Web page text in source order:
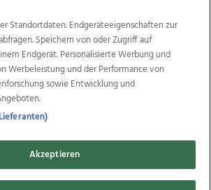
des Medienhauses Wimmer
i.at OÖNow
Ischler Woche
OÖNachrichten
OÖN Immobilien
OÖN Reise
Promenaden Galerien
wasistlos.at wirtrauern.at
© 2026 Tips Zeitungs GmbH & Co KG
Standortdaten. Endgeräteeigenschaften zur
Speichern von oder Zugriff auf
Endgerät. Personalisierte Werbung und
Werbeleistung und der Performance von
sowie Entwicklung und
Akzeptieren